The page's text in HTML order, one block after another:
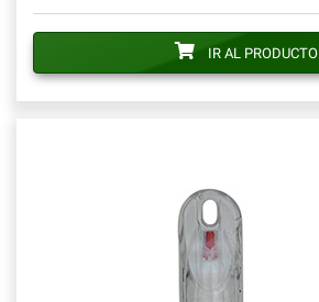
IR AL PRODUCTO